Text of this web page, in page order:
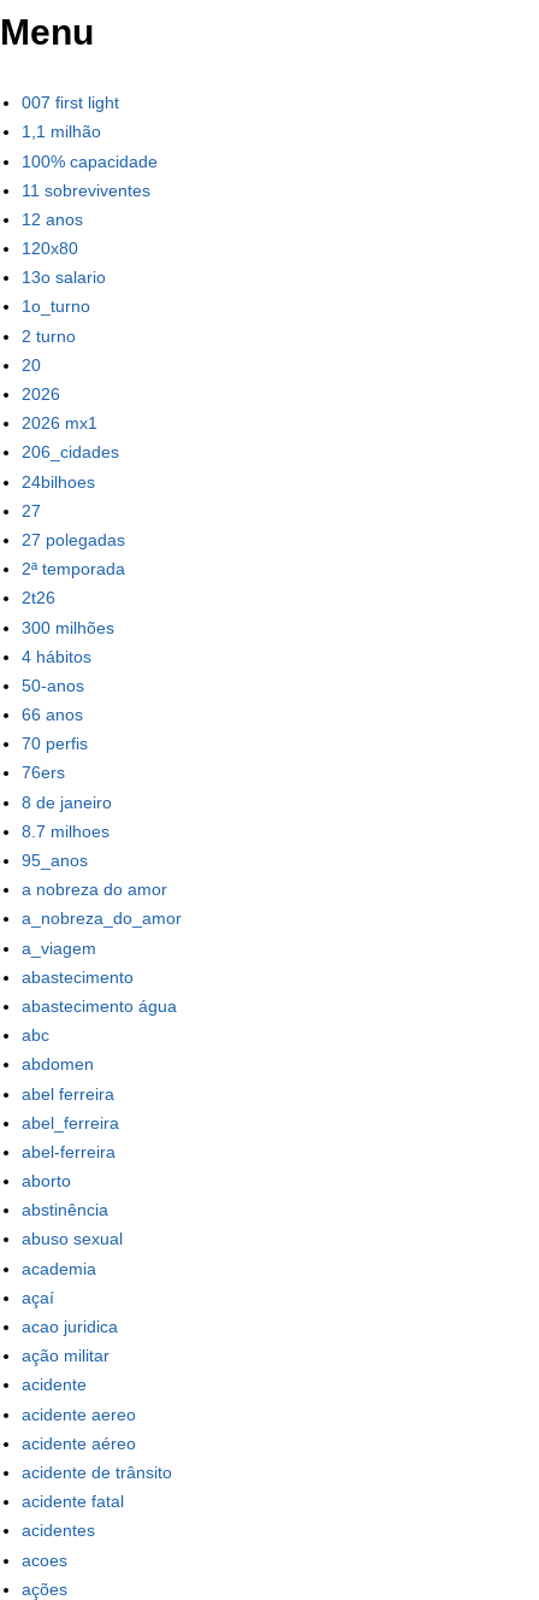
Menu
007 first light
1,1 milhão
100% capacidade
11 sobreviventes
12 anos
120x80
13o salario
1o_turno
2 turno
20
2026
2026 mx1
206_cidades
24bilhoes
27
27 polegadas
2ª temporada
2t26
300 milhões
4 hábitos
50-anos
66 anos
70 perfis
76ers
8 de janeiro
8.7 milhoes
95_anos
a nobreza do amor
a_nobreza_do_amor
a_viagem
abastecimento
abastecimento água
abc
abdomen
abel ferreira
abel_ferreira
abel-ferreira
aborto
abstinência
abuso sexual
academia
açaí
acao juridica
ação militar
acidente
acidente aereo
acidente aéreo
acidente de trânsito
acidente fatal
acidentes
acoes
ações